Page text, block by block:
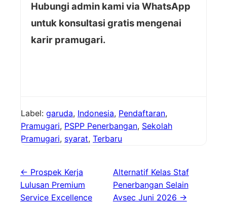
Hubungi admin kami via WhatsApp
untuk konsultasi gratis mengenai
karir pramugari.
Label: garuda, Indonesia, Pendaftaran,
Pramugari, PSPP Penerbangan, Sekolah
Pramugari, syarat, Terbaru
← Prospek Kerja
Lulusan Premium
Service Excellence
Alternatif Kelas Staf
Penerbangan Selain
Avsec Juni 2026 →